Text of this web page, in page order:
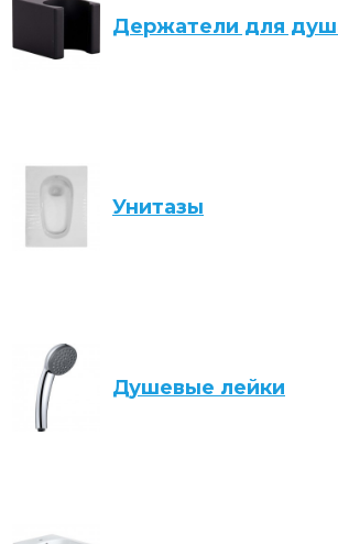
Держатели для
Унитазы
Душевые лейки